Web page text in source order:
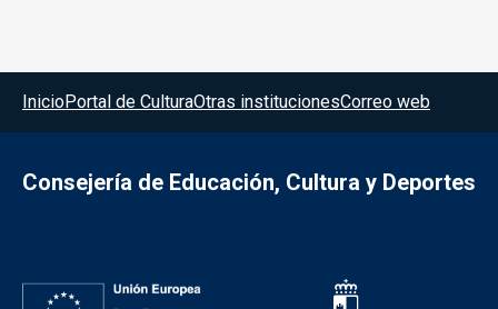
Menú del pie
InicioPortal de CulturaOtras institucionesCorreo web
Consejería de Educación, Cultura y Deportes